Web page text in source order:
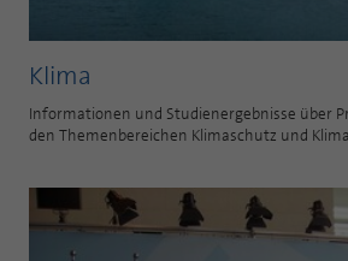
Klima
Informationen und Studienergebnisse über
den Themenbereichen Klimaschutz und